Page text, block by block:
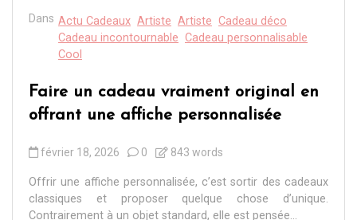
Dans Actu Cadeaux Artiste Artiste Cadeau déco
Cadeau incontournable Cadeau personnalisable
Cool
Faire un cadeau vraiment original en
offrant une affiche personnalisée
février 18, 2026 0 843 words
Offrir une affiche personnalisée, c’est sortir des cadeaux
classiques et proposer quelque chose d’unique.
Contrairement à un objet standard, elle est pensée...